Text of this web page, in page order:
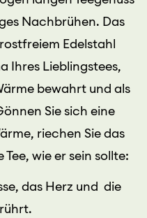
Nachbrühen. Das
Edelstahl
Ihres Lieblingstees,
bewahrt und als
Sie sich eine
riechen Sie das
wie er sein sollte:
das Herz und die